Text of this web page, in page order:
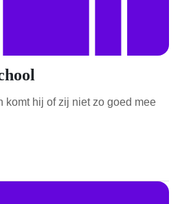
komt hij of zij niet zo goed mee